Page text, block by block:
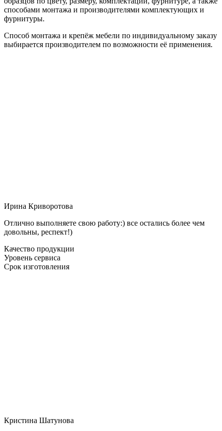
способами монтажа и производителями комплектующих и
фурнитуры.
Способ монтажа и крепёж мебели по индивидуальному заказу
выбирается производителем по возможности её применения.
Ирина Криворотова
Отлично выполняете свою работу:) все остались более чем
довольны, респект!)
Качество продукции
Уровень сервиса
Срок изготовления
Кристина Шатунова